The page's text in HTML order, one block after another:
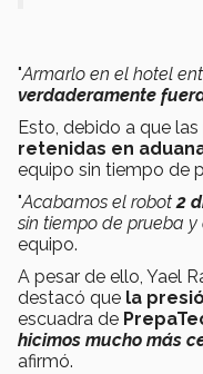
"Armarlo en el hotel
verdaderamente
Esto, debido a que
retenidas en
equipo sin tiempo de
"Acabamos el robot2
sin tiempo de prueba y
equipo.
A pesar de ello, Yael
destacó que la
escuadra de
hicimos mucho más
afirmó.